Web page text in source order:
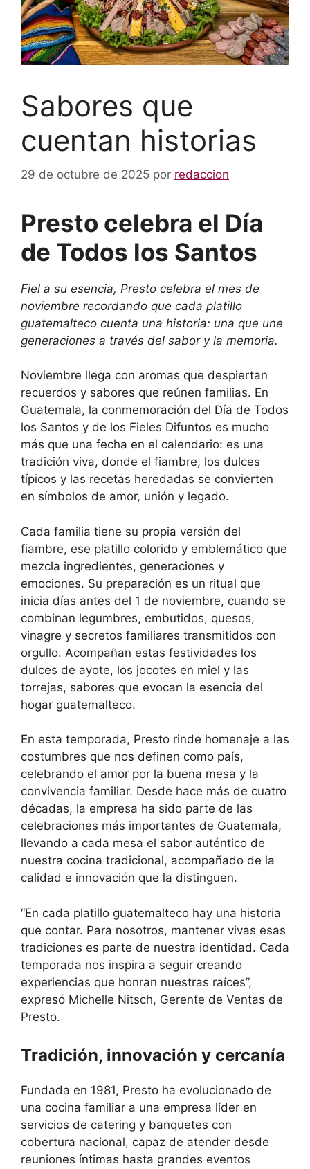
Sabores que
cuentan historias
29 de octubre de 2025 por redaccion
Presto celebra el Día
de Todos los Santos
Fiel a su esencia, Presto celebra el mes de
noviembre recordando que cada platillo
guatemalteco cuenta una historia: una que une
generaciones a través del sabor y la memoria.
Noviembre llega con aromas que despiertan
recuerdos y sabores que reúnen familias. En
Guatemala, la conmemoración del Día de Todos
los Santos y de los Fieles Difuntos es mucho
más que una fecha en el calendario: es una
tradición viva, donde el fiambre, los dulces
típicos y las recetas heredadas se convierten
en símbolos de amor, unión y legado.
Cada familia tiene su propia versión del
fiambre, ese platillo colorido y emblemático que
mezcla ingredientes, generaciones y
emociones. Su preparación es un ritual que
inicia días antes del 1 de noviembre, cuando se
combinan legumbres, embutidos, quesos,
vinagre y secretos familiares transmitidos con
orgullo. Acompañan estas festividades los
dulces de ayote, los jocotes en miel y las
torrejas, sabores que evocan la esencia del
hogar guatemalteco.
En esta temporada, Presto rinde homenaje a las
costumbres que nos definen como país,
celebrando el amor por la buena mesa y la
convivencia familiar. Desde hace más de cuatro
décadas, la empresa ha sido parte de las
celebraciones más importantes de Guatemala,
llevando a cada mesa el sabor auténtico de
nuestra cocina tradicional, acompañado de la
calidad e innovación que la distinguen.
“En cada platillo guatemalteco hay una historia
que contar. Para nosotros, mantener vivas esas
tradiciones es parte de nuestra identidad. Cada
temporada nos inspira a seguir creando
experiencias que honran nuestras raíces”,
expresó Michelle Nitsch, Gerente de Ventas de
Presto.
Tradición, innovación y cercanía
Fundada en 1981, Presto ha evolucionado de
una cocina familiar a una empresa líder en
servicios de catering y banquetes con
cobertura nacional, capaz de atender desde
reuniones íntimas hasta grandes eventos